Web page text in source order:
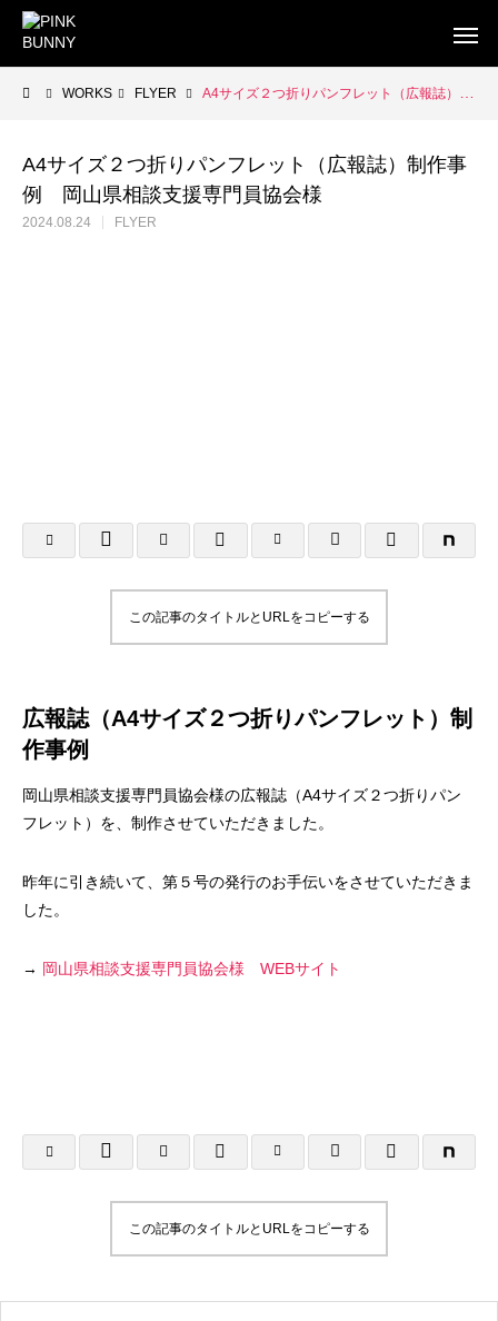
2025.10.25 2025.10.24
名刺制作事例 みちよ塾
2024.10.26 2024.10.26
A4フライヤー制作事例 LEPONT様
A４チラシ・A3
2025.10.24
WORKS FLYER A4サイズ２つ折りパンフレット（広報誌）制作事例 岡山県相談支援専門員協会様
A4サイズ２つ折りパンフレット（広報誌）制作事
例 岡山県相談支援専門員協会様
2024.08.24 FLYER
この記事のタイトルとURLをコピーする
広報誌（A4サイズ２つ折りパンフレット）制
作事例
岡山県相談支援専門員協会様の広報誌（A4サイズ２つ折りパン
フレット）を、制作させていただきました。
昨年に引き続いて、第５号の発行のお手伝いをさせていただきま
した。
→ 岡山県相談支援専門員協会様 WEBサイト
この記事のタイトルとURLをコピーする